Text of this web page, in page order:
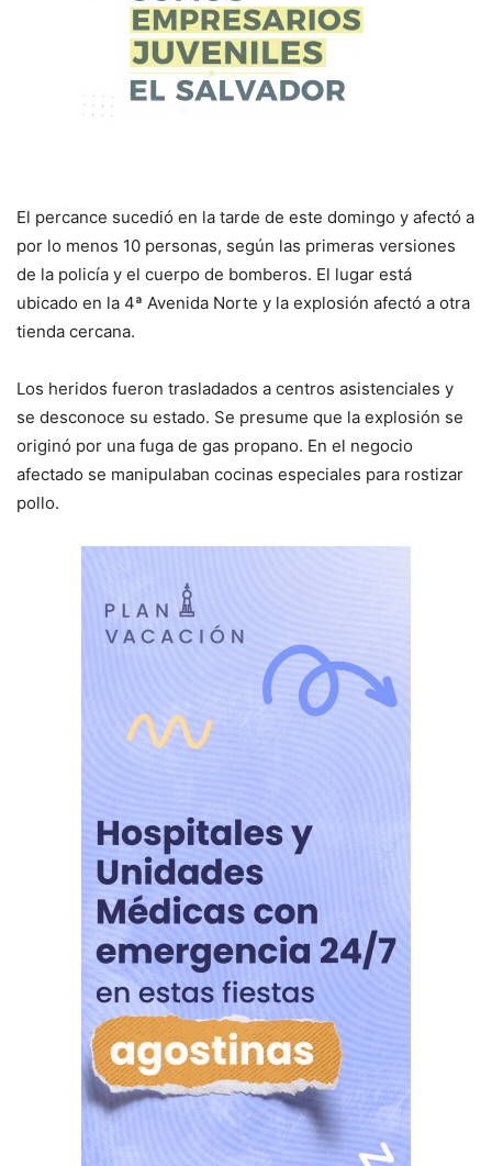
El percance sucedió en la tarde de este domingo y afectó a
por lo menos 10 personas, según las primeras versiones
de la policía y el cuerpo de bomberos. El lugar está
ubicado en la 4ª Avenida Norte y la explosión afectó a otra
tienda cercana.
Los heridos fueron trasladados a centros asistenciales y
se desconoce su estado. Se presume que la explosión se
originó por una fuga de gas propano. En el negocio
afectado se manipulaban cocinas especiales para rostizar
pollo.